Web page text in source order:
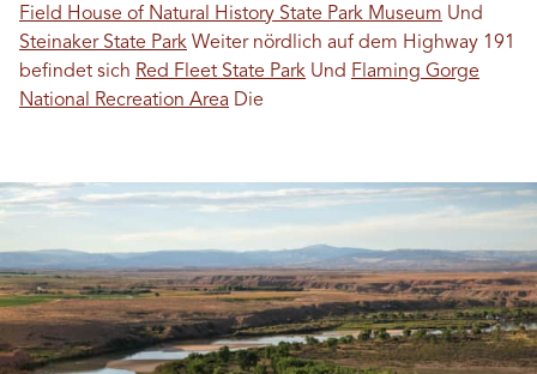
Field House of Natural History State Park Museum Und
Steinaker State Park Weiter nördlich auf dem Highway 191
befindet sich Red Fleet State Park Und Flaming Gorge
National Recreation Area Die